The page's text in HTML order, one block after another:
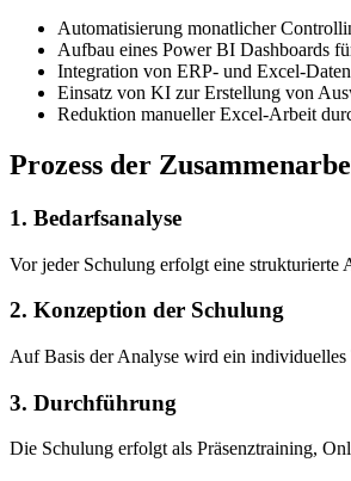
Automatisierung monatlicher
Aufbau eines Power BI Dashboards
Integration von ERP- und Excel-
Einsatz von KI zur Erstellung von
Reduktion manueller Excel-Arbeit
Prozess der
1. Bedarfsanalyse
Vor jeder Schulung erfolgt eine strukturierte
2. Konzeption der Schulung
Auf Basis der Analyse wird ein individuelles
3. Durchführung
Die Schulung erfolgt als Präsenztraining,